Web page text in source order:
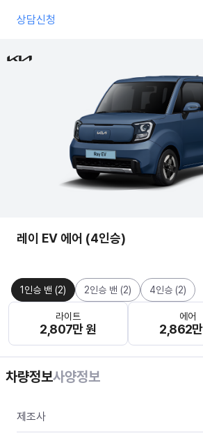
상담신청
레이 EV 에어 (4인승)
1인승 밴 (2) 2인승 밴 (2) 4인승 (2)
라이트
2,807만 원
에어
2,862
차량정보사양정보
제조사